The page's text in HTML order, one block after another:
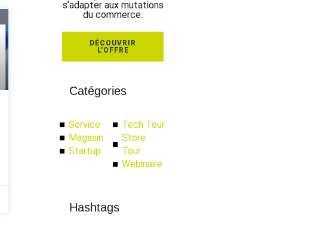
s’adapter aux mutations
du commerce.
DÉCOUVRIR
L'OFFRE
Catégories
Service
Magasin
Startup
Tech Tour
Store
Tour
Webinaire
Hashtags